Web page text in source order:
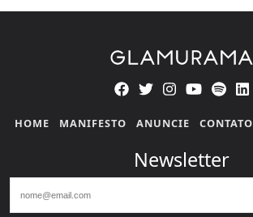
HOME MANIFESTO ANUNCIE CONTATO
Newsletter